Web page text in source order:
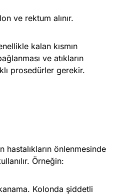
ve rektum alınır.
kalan kısmın
ve atıkların
prosedürler gerekir.
önlenmesinde
Örneğin:
Kolonda şiddetli